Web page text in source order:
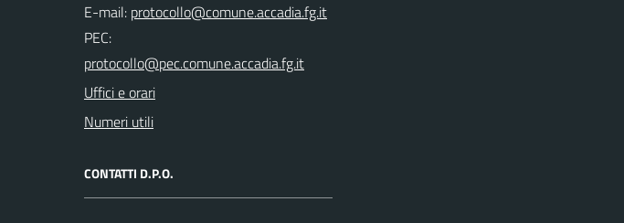
E-mail:
PEC:
Uffici e orari
Numeri utili
CONTATTI D.P.O.